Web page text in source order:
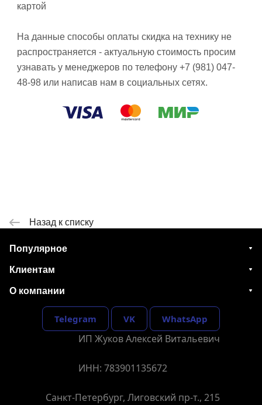
картой
На данные способы оплаты скидка на технику не
распространяется - актуальную стоимость просим
узнавать у менеджеров по телефону +7 (981) 047-
48-98 или написав нам в социальных сетях.
Назад к списку
Популярное
Клиентам
О компании
Telegram VK WhatsApp
ИП Жуков Алексей Витальевич
ИНН: 783901135672
Санкт-Петербург, Лиговский пр-т., 215